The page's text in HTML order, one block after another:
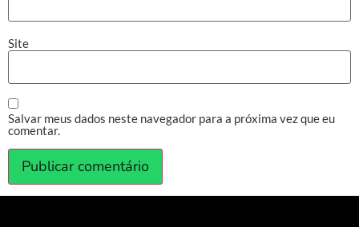
Site
Salvar meus dados neste navegador para a próxima vez que eu
comentar.